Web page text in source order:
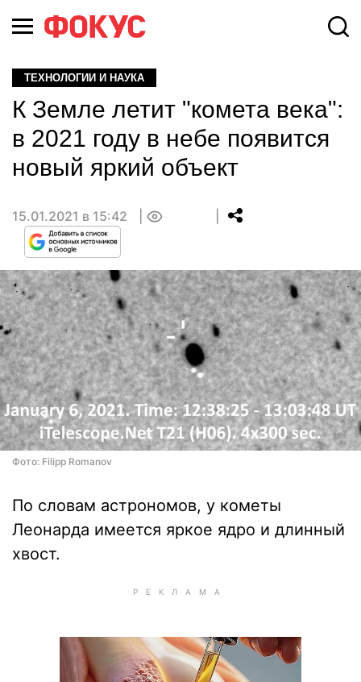
ТЕХНОЛОГИИ И НАУКА
К Земле летит "комета века":
в 2021 году в небе появится
новый яркий объект
15.01.2021 в 15:42
Фото: Filipp Romanov
По словам астрономов, у кометы
Леонарда имеется яркое ядро и длинный
хвост.